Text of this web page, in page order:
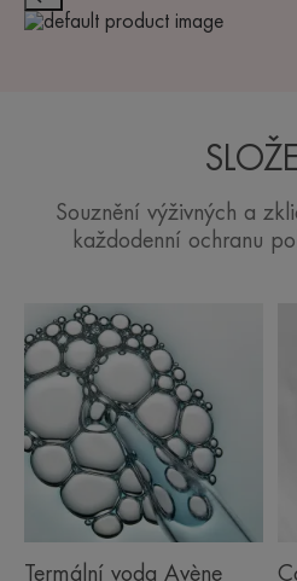
Souznění výživných a
každodenní ochranu
Termální voda Avène